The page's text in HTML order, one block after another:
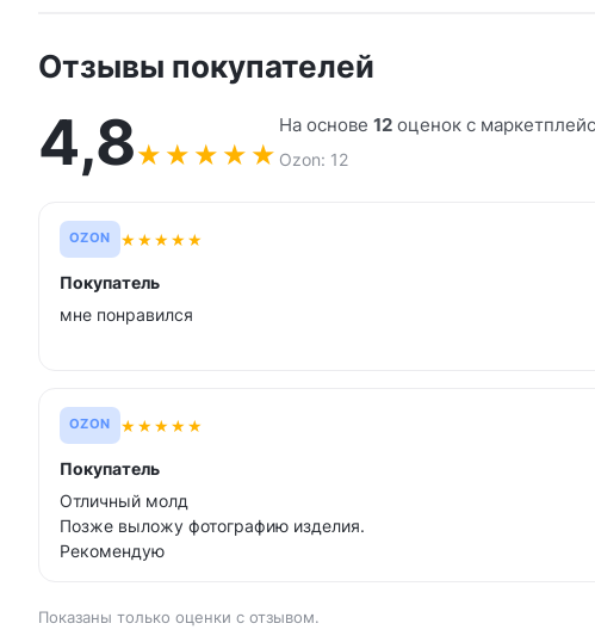
Отзывы покупателей
4,8★ ★ ★ ★ ★
На основе 12 оценок с
Ozon: 12
OZON ★★★★★
Покупатель
мне понравился
OZON ★★★★★
Покупатель
Отличный молд
Позже выложу фотографию изделия.
Рекомендую
Показаны только оценки с отзывом.